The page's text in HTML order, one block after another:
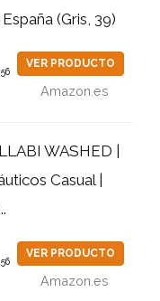
(Gris, 39)
VER PRODUCTO
Amazon.es
WASHED |
Casual |
VER PRODUCTO
Amazon.es